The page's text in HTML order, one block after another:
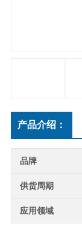
产品介绍：
品牌
供货周期
应用领域